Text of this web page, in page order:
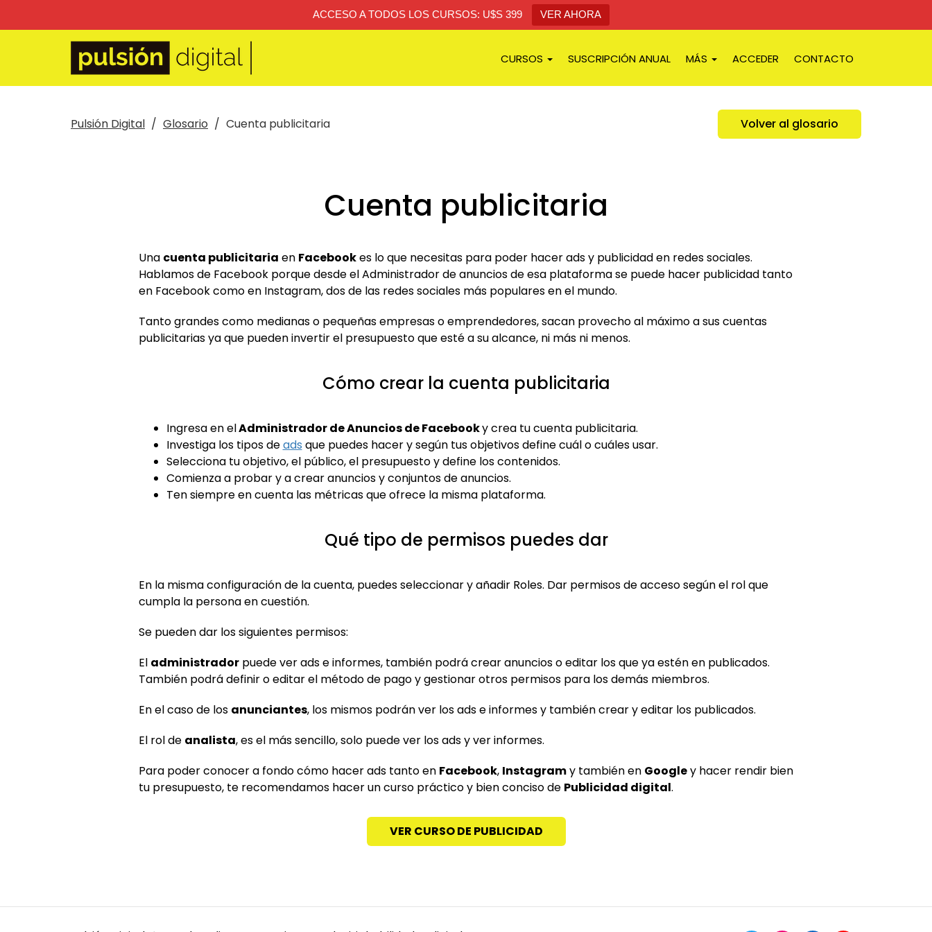
ACCESO A TODOS LOS CURSOS: U$S 399 VER AHORA
CURSOS SUSCRIPCIÓN ANUAL MÁS ACCEDER CONTACTO
Pulsión Digital Glosario Cuenta publicitaria Volver al glosario
Cuenta publicitaria
Una cuenta publicitaria en Facebookes lo que necesitas para poder hacer ads y publicidad en redes sociales.
Hablamos de Facebook porque desde el Administrador de anuncios de esa plataforma se puede hacer publicidad tanto
en Facebook como en Instagram, dos de las redes sociales más populares en el mundo.
Tanto grandes como medianas o pequeñas empresas o emprendedores, sacan provecho al máximo a sus cuentas
publicitarias ya que pueden invertir el presupuesto que esté a su alcance, ni más ni menos.
Cómo crear la cuenta publicitaria
Ingresa en elAdministrador de Anuncios de Facebooky crea tu cuenta publicitaria.
Investiga los tipos deads que puedes hacer y según tus objetivos define cuál o cuáles usar.
Selecciona tu objetivo, el público, el presupuesto y define los contenidos.
Comienza a probar y a crear anuncios y conjuntos de anuncios.
Ten siempre en cuenta las métricas que ofrece la misma plataforma.
Qué tipo de permisos puedes dar
En la misma configuración de la cuenta, puedes seleccionar y añadir Roles. Dar permisos de acceso según el rol que
cumpla la persona en cuestión.
Se pueden dar los siguientes permisos:
El administradorpuede ver ads e informes, también podrá crear anuncios o editar los que ya estén en publicados.
También podrá definir o editar el método de pago y gestionar otros permisos para los demás miembros.
En el caso de los anunciantes, los mismos podrán ver los ads e informes y también crear y editar los publicados.
El rol de analista, es el más sencillo, solo puede ver los ads y ver informes.
Para poder conocer a fondo cómo hacer ads tanto en Facebook, Instagramy también en Googley hacer rendir bien
tu presupuesto, te recomendamos hacer un curso práctico y bien conciso de Publicidad digital.
VER CURSO DE PUBLICIDAD